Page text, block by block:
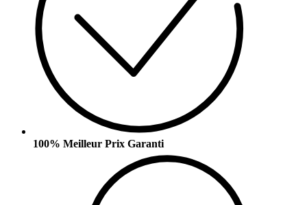
100% Meilleur Prix Garanti